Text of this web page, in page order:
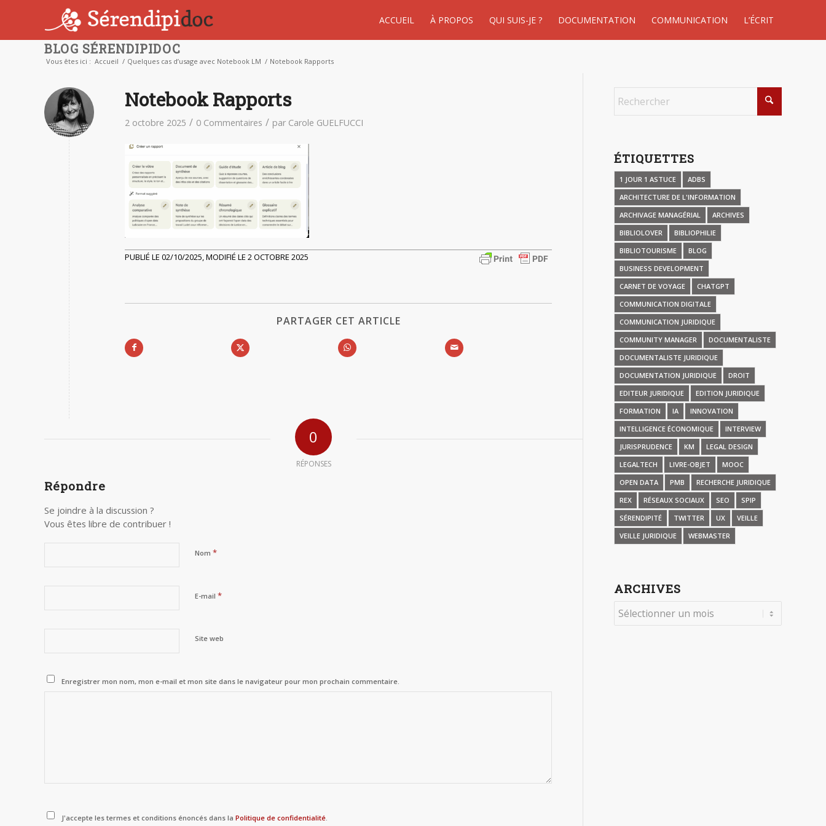
ACCUEIL À PROPOS QUI SUIS-JE ? DOCUMENTATION COMMUNICATION L’ÉCRIT
BLOG SÉRENDIPIDOC
Vous êtes ici : Accueil / Quelques cas d’usage avec Notebook LM / Notebook Rapports
Notebook Rapports
2 octobre 2025 / 0 Commentaires / par Carole GUELFUCCI
PUBLIÉ LE 02/10/2025, MODIFIÉ LE 2 OCTOBRE 2025
PARTAGER CET ARTICLE
0
RÉPONSES
Répondre
Se joindre à la discussion ?
Vous êtes libre de contribuer !
Nom *
E-mail *
Site web
Enregistrer mon nom, mon e-mail et mon site dans le navigateur pour mon prochain commentaire.
J'accepte les termes et conditions énoncés dans la Politique de confidentialité.
ÉTIQUETTES
1 JOUR 1 ASTUCE
ADBS
ARCHITECTURE DE L'INFORMATION
ARCHIVAGE MANAGÉRIAL
ARCHIVES
BIBLIOLOVER
BIBLIOPHILIE
BIBLIOTOURISME
BLOG
BUSINESS DEVELOPMENT
CARNET DE VOYAGE
CHATGPT
COMMUNICATION DIGITALE
COMMUNICATION JURIDIQUE
COMMUNITY MANAGER
DOCUMENTALISTE
DOCUMENTALISTE JURIDIQUE
DOCUMENTATION JURIDIQUE
DROIT
EDITEUR JURIDIQUE
EDITION JURIDIQUE
FORMATION
IA
INNOVATION
INTELLIGENCE ÉCONOMIQUE
INTERVIEW
JURISPRUDENCE
KM
LEGAL DESIGN
LEGALTECH
LIVRE-OBJET
MOOC
OPEN DATA
PMB
RECHERCHE JURIDIQUE
REX
RÉSEAUX SOCIAUX SEO
SPIP
SÉRENDIPITÉ
TWITTER UX
VEILLE
VEILLE JURIDIQUE
WEBMASTER
ARCHIVES